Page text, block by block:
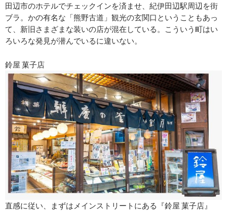
田辺市のホテルでチェックインを済ませ、紀伊田辺駅周辺を街
ブラ。かの有名な「熊野古道」観光の玄関口ということもあっ
て、新旧さまざまな装いの店が混在している。こういう町はい
ろいろな発見が潜んでいるに違いない。
鈴屋 菓子店
直感に従い、まずはメインストリートにある『鈴屋 菓子店』